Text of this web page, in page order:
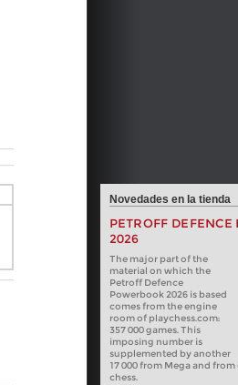
Novedades en la tienda
PETROFF
2026
The major part of the
material on which the
Petroff Defence
Powerbook 2026 is based
comes from the engine
room of playchess.com:
357 000 games. This
imposing number is
supplemented by another
17 000 from Mega and
chess.